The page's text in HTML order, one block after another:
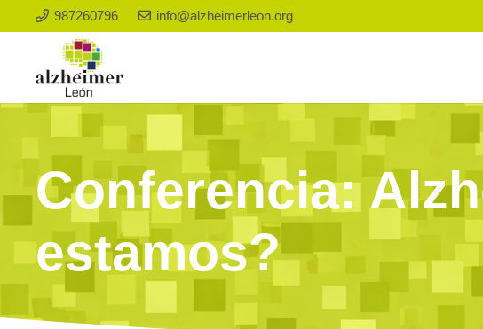
987260796 info@alzheimerleon.org
Conferencia:
estamos?